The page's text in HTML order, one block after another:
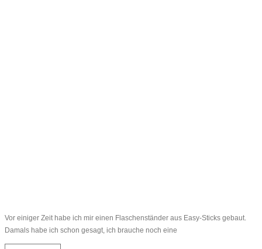
Vor einiger Zeit habe ich mir einen Flaschenständer aus Easy-Sticks gebaut.
Damals habe ich schon gesagt, ich brauche noch eine